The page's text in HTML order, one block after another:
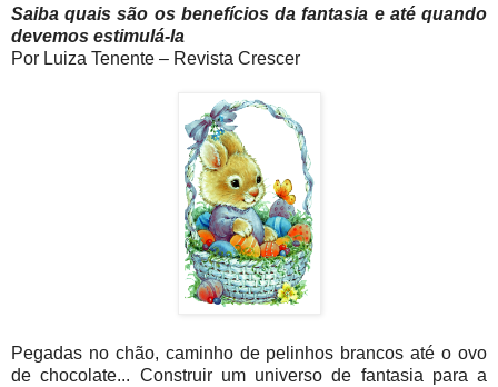
Saiba quais são os benefícios da fantasia e até quando
devemos estimulá-la
Por Luiza Tenente – Revista Crescer
Pegadas no chão, caminho de pelinhos brancos até o ovo
de chocolate... Construir um universo de fantasia para a